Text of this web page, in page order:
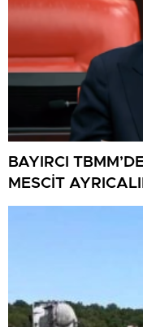
BAYIRCI
MESCİT